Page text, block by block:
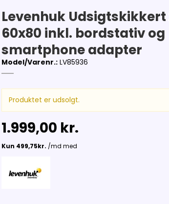
Levenhuk Udsigtskikkert
60x80 inkl. bordstativ og
smartphone adapter
Model/Varenr.: LV85936
Produktet er udsolgt.
1.999,00 kr.